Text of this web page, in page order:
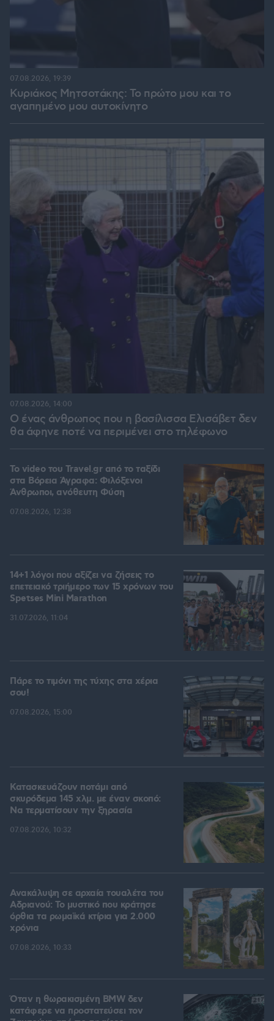
Κυριάκος Μητσοτάκης: Το πρώτο μου και το
αγαπημένο μου αυτοκίνητο
07.08.2026, 19:39
Ο ένας άνθρωπος που η βασίλισσα Ελισάβετ δεν
θα άφηνε ποτέ να περιμένει στο τηλέφωνο
07.08.2026, 14:00
To video του Travel.gr από το ταξίδι
στα Βόρεια Άγραφα: Φιλόξενοι
Άνθρωποι, ανόθευτη Φύση
07.08.2026, 12:38
14+1 λόγοι που αξίζει να ζήσεις το
επετειακό τριήμερο των 15 χρόνων του
Spetses Mini Marathon
31.07.2026, 11:04
Πάρε το τιμόνι της τύχης στα χέρια
σου!
07.08.2026, 15:00
Κατασκευάζουν ποτάμι από
σκυρόδεμα 145 χλμ. με έναν σκοπό:
Να τερματίσουν την ξηρασία
07.08.2026, 10:32
Ανακάλυψη σε αρχαία τουαλέτα του
Αδριανού: Το μυστικό που κράτησε
όρθια τα ρωμαϊκά κτίρια για 2.000
χρόνια
07.08.2026, 10:33
Όταν η θωρακισμένη BMW δεν
κατάφερε να προστατεύσει τον